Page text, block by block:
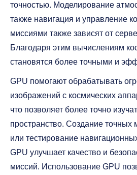
точностью. Моделирование
также навигация и управление
миссиями также зависят от
Благодаря этим вычислениям
становятся более точными и
GPU помогают обрабатывать
изображений с космических
что позволяет более точно
пространство. Создание
или тестирование
GPU улучшает качество и
миссий. Использование GPU